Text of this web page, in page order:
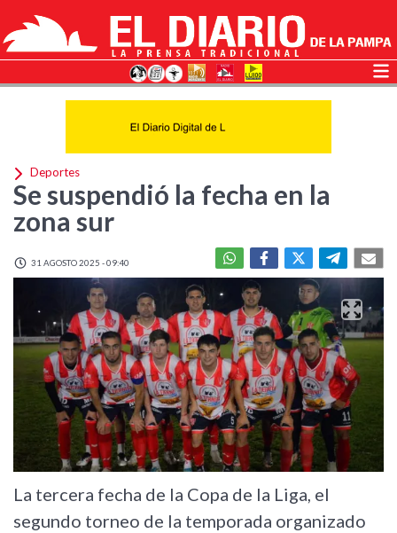
Deportes
Se suspendió la fecha en la
zona sur
31 AGOSTO 2025 - 09:40
La tercera fecha de la Copa de la Liga, el
segundo torneo de la temporada organizado